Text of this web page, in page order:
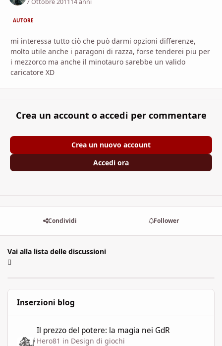
AUTORE
mi interessa tutto ciò che può darmi opzioni differenze,
molto utile anche i paragoni di razza, forse tenderei piu per
i mezzorco ma anche il minotauro sarebbe un valido
caricatore XD
Crea un account o accedi per commentare
Crea un nuovo account
Accedi ora
Condividi Follower
Vai alla lista delle discussioni
Inserzioni blog
Il prezzo del potere: la magia nei GdR
Hero81 in Design di giochi